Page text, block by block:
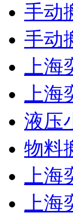
手动
手动
上
上
液压
物料
上
上